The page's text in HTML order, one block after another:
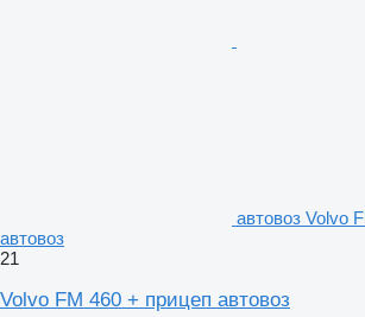
автовоз Volvo
автовоз
21
Volvo FM 460 + прицеп автовоз